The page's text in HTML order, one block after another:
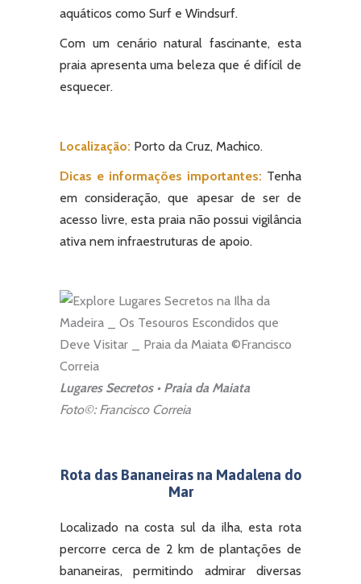
aquáticos como Surf e Windsurf.
Com um cenário natural fascinante, esta
praia apresenta uma beleza que é difícil de
esquecer.
Localização: Porto da Cruz, Machico.
Dicas e informações importantes: Tenha
em consideração, que apesar de ser de
acesso livre, esta praia não possui vigilância
ativa nem infraestruturas de apoio.
Lugares Secretos • Praia da Maiata
Foto©: Francisco Correia
Rota das Bananeiras na Madalena do
Mar
Localizado na costa sul da ilha, esta rota
percorre cerca de 2 km de plantações de
bananeiras, permitindo admirar diversas